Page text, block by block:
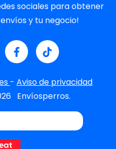
sociales para obtener
y tu negocio!
- Aviso de privacidad
Envíosperros.